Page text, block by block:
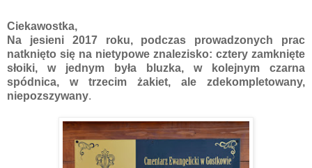
Ciekawostka,
Na jesieni 2017 roku, podczas prowadzonych prac
natknięto się na nietypowe znalezisko: cztery zamknięte
słoiki, w jednym była bluzka, w kolejnym czarna
spódnica, w trzecim żakiet, ale zdekompletowany,
niepozszywany.